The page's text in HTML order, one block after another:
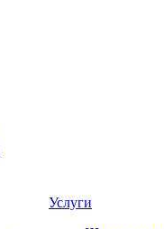
Услуги